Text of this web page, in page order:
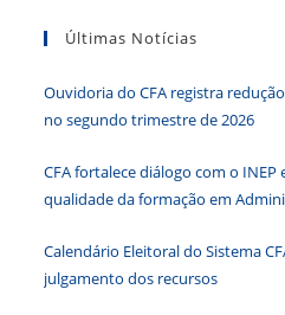
k
Últimas Notícias
Ouvidoria do CFA registra
no segundo trimestre de 2026
CFA fortalece diálogo com o
qualidade da formação em
Calendário Eleitoral do Sistema
julgamento dos recursos